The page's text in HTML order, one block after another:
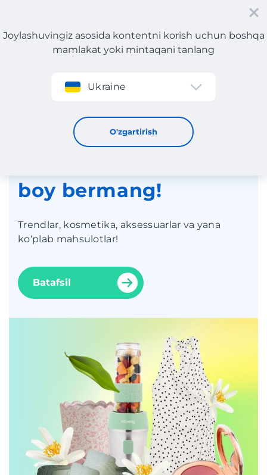
Roʻyxatdan oʻtish
Joylashuvingiz asosida kontentni korish uchun boshqa
mamlakat yoki mintaqani tanlang
Ukraine
O'zgartirish
Italiyadagi
boy bermang!
Trendlar, kosmetika, aksessuarlar va yana
ko‘plab mahsulotlar!
Batafsil